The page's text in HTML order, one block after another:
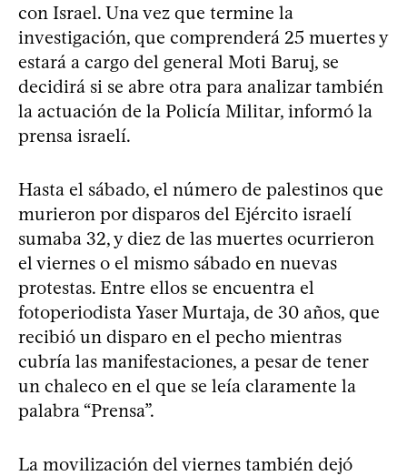
con Israel. Una vez que termine la
investigación, que comprenderá 25 muertes y
estará a cargo del general Moti Baruj, se
decidirá si se abre otra para analizar también
la actuación de la Policía Militar, informó la
prensa israelí.
Hasta el sábado, el número de palestinos que
murieron por disparos del Ejército israelí
sumaba 32, y diez de las muertes ocurrieron
el viernes o el mismo sábado en nuevas
protestas. Entre ellos se encuentra el
fotoperiodista Yaser Murtaja, de 30 años, que
recibió un disparo en el pecho mientras
cubría las manifestaciones, a pesar de tener
un chaleco en el que se leía claramente la
palabra “Prensa”.
La movilización del viernes también dejó